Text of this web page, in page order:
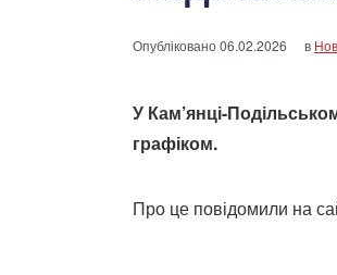
Опубліковано06.02.2026 в
У Кам’янці-
графіком.
Про це повідомили на